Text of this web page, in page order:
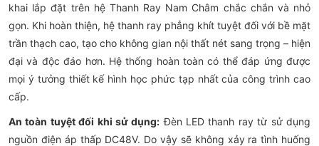
khai lắp đặt trên hệ Thanh Ray Nam Châm chắc chắn và nhỏ
gọn. Khi hoàn thiện, hệ thanh ray phẳng khít tuyệt đối với bề mặt
trần thạch cao, tạo cho không gian nội thất nét sang trọng – hiện
đại và độc đáo hơn. Hệ thống hoàn toàn có thể đáp ứng được
mọi ý tưởng thiết kế hình học phức tạp nhất của công trình cao
cấp.
An toàn tuyệt đối khi sử dụng: Đèn LED thanh ray từ sử dụng
nguồn điện áp thấp DC48V. Do vậy sẽ không xảy ra tình huống